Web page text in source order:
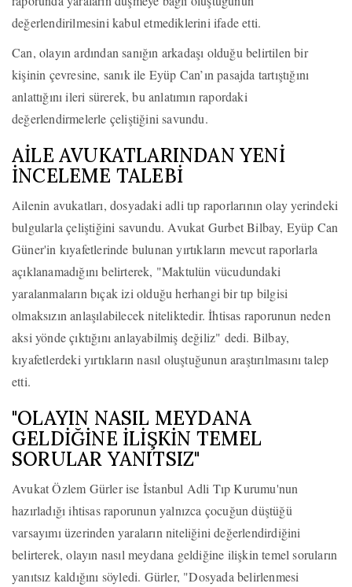
değerlendirilmesini kabul etmediklerini ifade etti.
Can, olayın ardından sanığın arkadaşı olduğu belirtilen bir
kişinin çevresine, sanık ile Eyüp Can’ın pasajda tartıştığını
anlattığını ileri sürerek, bu anlatımın rapordaki
değerlendirmelerle çeliştiğini savundu.
AİLE AVUKATLARINDAN YENİ
İNCELEME TALEBİ
Ailenin avukatları, dosyadaki adli tıp raporlarının olay yerindeki
bulgularla çeliştiğini savundu. Avukat Gurbet Bilbay, Eyüp Can
Güner'in kıyafetlerinde bulunan yırtıkların mevcut raporlarla
açıklanamadığını belirterek, "Maktulün vücudundaki
yaralanmaların bıçak izi olduğu herhangi bir tıp bilgisi
olmaksızın anlaşılabilecek niteliktedir. İhtisas raporunun neden
aksi yönde çıktığını anlayabilmiş değiliz" dedi. Bilbay,
kıyafetlerdeki yırtıkların nasıl oluştuğunun araştırılmasını talep
etti.
"OLAYIN NASIL MEYDANA
GELDİĞİNE İLİŞKİN TEMEL
SORULAR YANITSIZ"
Avukat Özlem Gürler ise İstanbul Adli Tıp Kurumu'nun
hazırladığı ihtisas raporunun yalnızca çocuğun düştüğü
varsayımı üzerinden yaraların niteliğini değerlendirdiğini
belirterek, olayın nasıl meydana geldiğine ilişkin temel soruların
yanıtsız kaldığını söyledi. Gürler, "Dosyada belirlenmesi